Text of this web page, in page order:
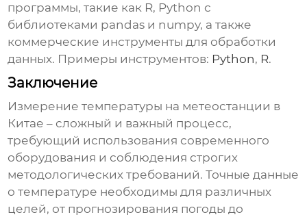
программы, такие как R, Python с
библиотеками pandas и numpy, а также
коммерческие инструменты для обработки
данных. Примеры инструментов: Python, R.
Заключение
Измерение температуры на метеостанции в
Китае – сложный и важный процесс,
требующий использования современного
оборудования и соблюдения строгих
методологических требований. Точные данные
о температуре необходимы для различных
целей, от прогнозирования погоды до